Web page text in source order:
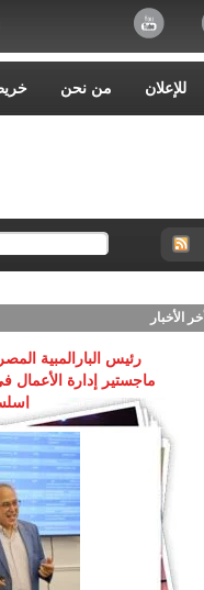
للإعلان من نحن
أخر الأخبار
رئيس البارالمبية
ماجستير إدارة الأعمال